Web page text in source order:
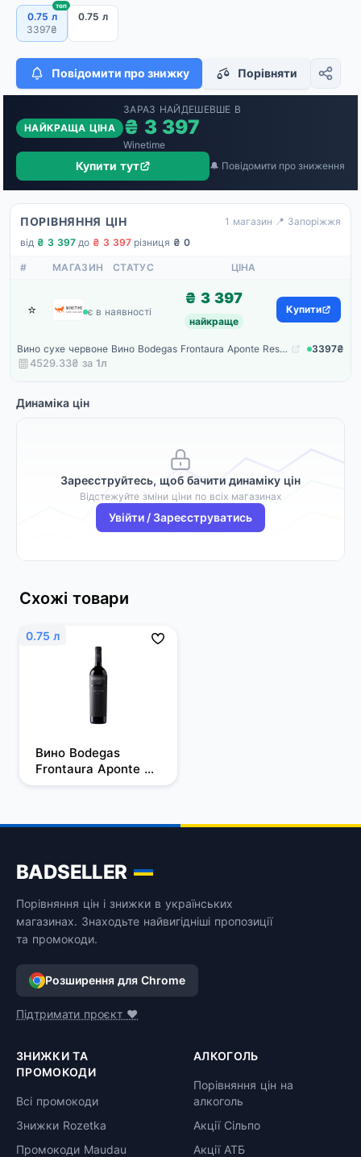
0.75 л
3397₴
топ
0.75 л
Повідомити про знижку Порівняти
НАЙКРАЩА ЦІНА
ЗАРАЗ НАЙДЕШЕВШЕ В
₴ 3 397
Winetime
Купити тут 🔔 Повідомити про зниження
ПОРІВНЯННЯ ЦІН 1 магазин· 📍 Запоріжжя
від ₴ 3 397·до ₴ 3 397·різниця ₴ 0
# МАГАЗИН СТАТУС ЦІНА
⭐ Winetime
є в наявності
₴ 3 397
найкраще
Купити
Вино сухе червоне Вино Bodegas Frontaura Aponte Reserva черв.сухе 0,75 л
3397₴
4529.33₴ за 1л
Динаміка цін
Зареєструйтесь, щоб бачити динаміку цін
Відстежуйте зміни ціни по всіх магазинах
Увійти / Зареєструватись
Схожі товари
0.75 л
Вино Bodegas
Frontaura Aponte
Reserva, 14%, 0,75 л
BADSELLER
Порівняння цін і знижки в українських
магазинах. Знаходьте найвигідніші пропозиції
та промокоди.
Розширення для Chrome
Підтримати проєкт ❤️
ЗНИЖКИ ТА
ПРОМОКОДИ
Всі промокоди
Знижки Rozetka
Промокоди Maudau
АЛКОГОЛЬ
Порівняння цін на
алкоголь
Акції Сільпо
Акції АТБ